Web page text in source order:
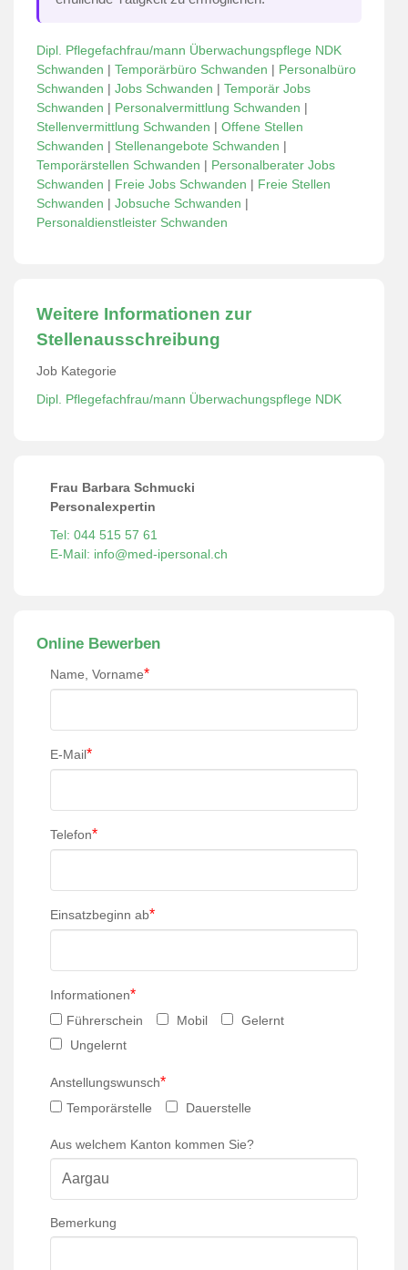
Dipl. Pflegefachfrau/mann Überwachungspflege NDK
Schwanden | Temporärbüro Schwanden | Personalbüro
Schwanden | Jobs Schwanden | Temporär Jobs
Schwanden | Personalvermittlung Schwanden |
Stellenvermittlung Schwanden | Offene Stellen
Schwanden | Stellenangebote Schwanden |
Temporärstellen Schwanden | Personalberater Jobs
Schwanden | Freie Jobs Schwanden | Freie Stellen
Schwanden | Jobsuche Schwanden |
Personaldienstleister Schwanden
Weitere Informationen zur
Stellenausschreibung
Job Kategorie
Dipl. Pflegefachfrau/mann Überwachungspflege NDK
Frau Barbara Schmucki
Personalexpertin
Tel: 044 515 57 61
E-Mail: info@med-ipersonal.ch
Online Bewerben
Name, Vorname*
E-Mail*
Telefon*
Einsatzbeginn ab*
Informationen*
Führerschein Mobil
Gelernt
Ungelernt
Anstellungswunsch*
Temporärstelle Dauerstelle
Aus welchem Kanton kommen Sie?
Bemerkung